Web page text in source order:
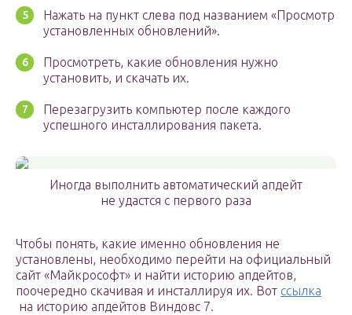
Нажать на пункт слева под названием «Просмотр
установленных обновлений».
Просмотреть, какие обновления нужно
установить, и скачать их.
Перезагрузить компьютер после каждого
успешного инсталлирования пакета.
Иногда выполнить автоматический апдейт
не удастся с первого раза
Чтобы понять, какие именно обновления не
установлены, необходимо перейти на официальный
сайт «Майкрософт» и найти историю апдейтов,
поочередно скачивая и инсталлируя их. Вот ссылка
на историю апдейтов Виндовс 7.